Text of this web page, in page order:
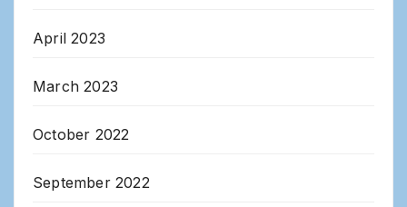
April 2023
March 2023
October 2022
September 2022